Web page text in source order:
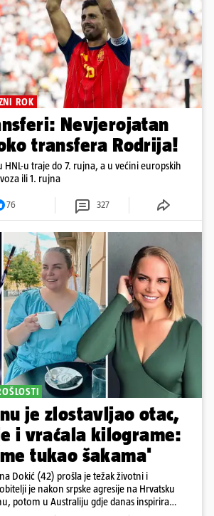
ROK
Nevjerojatan
transfera Rodrija!
HNL-u traje do 7. rujna, a u većini europskih
ili 1. rujna
76 327
je zlostavljao otac,
i vraćala kilograme:
tukao šakama'
Dokić (42) prošla je težak životni i
je nakon srpske agresije na Hrvatsku
potom u Australiju gdje danas inspirira